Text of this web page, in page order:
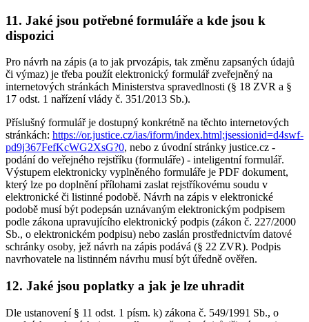
11. Jaké jsou potřebné formuláře a kde jsou k
dispozici
Pro návrh na zápis (a to jak prvozápis, tak změnu zapsaných údajů
či výmaz) je třeba použít elektronický formulář zveřejněný na
internetových stránkách Ministerstva spravedlnosti (§ 18 ZVR a §
17 odst. 1 nařízení vlády č. 351/2013 Sb.).
Příslušný formulář je dostupný konkrétně na těchto internetových
stránkách: https://or.justice.cz/ias/iform/index.html;jsessionid=d4swf-
pd9j367FefKcWG2XsG?0, nebo z úvodní stránky justice.cz -
podání do veřejného rejstříku (formuláře) - inteligentní formulář.
Výstupem elektronicky vyplněného formuláře je PDF dokument,
který lze po doplnění přílohami zaslat rejstříkovému soudu v
elektronické či listinné podobě. Návrh na zápis v elektronické
podobě musí být podepsán uznávaným elektronickým podpisem
podle zákona upravujícího elektronický podpis (zákon č. 227/2000
Sb., o elektronickém podpisu) nebo zaslán prostřednictvím datové
schránky osoby, jež návrh na zápis podává (§ 22 ZVR). Podpis
navrhovatele na listinném návrhu musí být úředně ověřen.
12. Jaké jsou poplatky a jak je lze uhradit
Dle ustanovení § 11 odst. 1 písm. k) zákona č. 549/1991 Sb., o